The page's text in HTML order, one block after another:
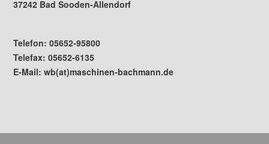
37242 Bad Sooden-Allendorf
Telefon: 05652-95800
Telefax: 05652-6135
E-Mail: wb(at)maschinen-bachmann.de